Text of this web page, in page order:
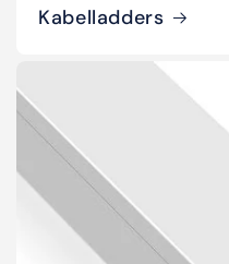
Kabelladders